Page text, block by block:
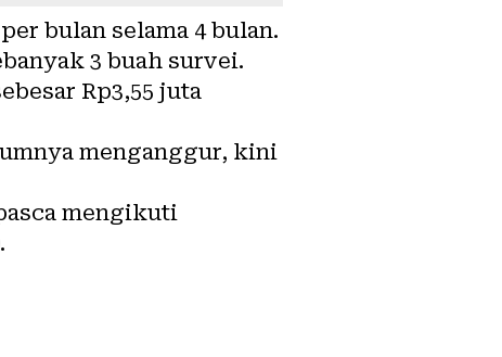
bulan selama 4 bulan.
3 buah survei.
Rp3,55 juta
menganggur, kini
mengikuti